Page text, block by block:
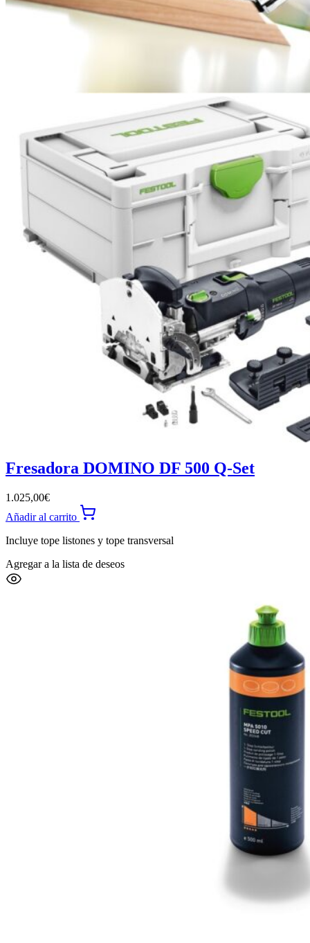
Fresadora DOMINO DF 500 Q-Set
1.025,00€
Añadir al carrito
Incluye tope listones y tope transversal
Agregar a la lista de deseos